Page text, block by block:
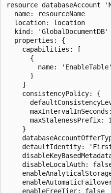
resource databaseAccount
  name: resourceName
  location: location
  kind: 'GlobalDocumentDB'
  properties: {
    capabilities: [
      {
        name: 'EnableTable'
      }
    ]
    consistencyPolicy: {
maxStalenessPrefix:
    }
defaultIdentity:
disableLocalAuth:
    enableFreeTier: false